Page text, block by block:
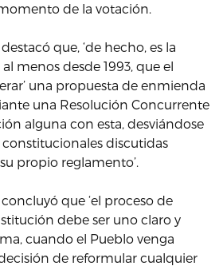
de la votación.
que, ‘de hecho, es la
menos desde 1993, que el
una propuesta de enmienda
una Resolución Concurrente
alguna con esta, desviándose
constitucionales discutidas
propio reglamento’.
que ‘el proceso de
debe ser uno claro y
cuando el Pueblo venga
de reformular cualquier